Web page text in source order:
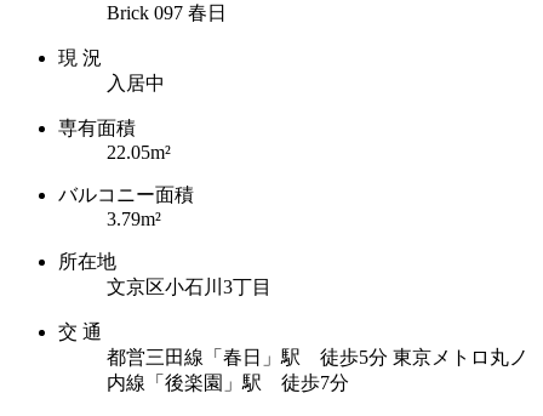
Brick 097 春日
現 況
入居中
専有面積
22.05m²
バルコニー面積
3.79m²
所在地
文京区小石川3丁目
交 通
都営三田線「春日」駅 徒歩5分 東京メトロ丸ノ
内線「後楽園」駅 徒歩7分